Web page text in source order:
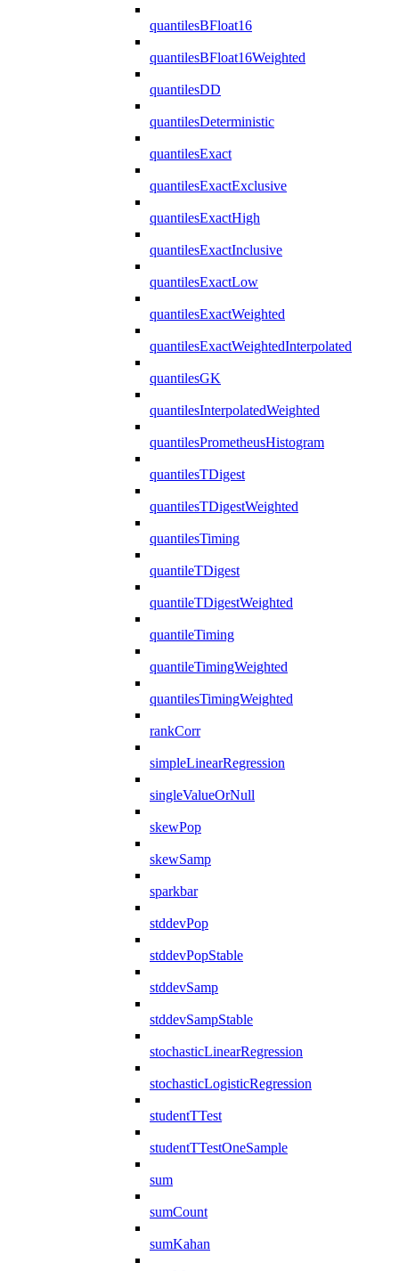
quantilesBFloat16
quantilesBFloat16Weighted
quantilesDD
quantilesDeterministic
quantilesExact
quantilesExactExclusive
quantilesExactHigh
quantilesExactInclusive
quantilesExactLow
quantilesExactWeighted
quantilesExactWeightedInterpolated
quantilesGK
quantilesInterpolatedWeighted
quantilesPrometheusHistogram
quantilesTDigest
quantilesTDigestWeighted
quantilesTiming
quantileTDigest
quantileTDigestWeighted
quantileTiming
quantileTimingWeighted
quantilesTimingWeighted
rankCorr
simpleLinearRegression
singleValueOrNull
skewPop
skewSamp
sparkbar
stddevPop
stddevPopStable
stddevSamp
stddevSampStable
stochasticLinearRegression
stochasticLogisticRegression
studentTTest
studentTTestOneSample
sum
sumCount
sumKahan